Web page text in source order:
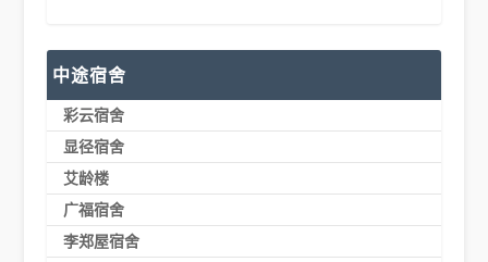
中途宿舍
彩云宿舍
显径宿舍
艾龄楼
广福宿舍
李郑屋宿舍